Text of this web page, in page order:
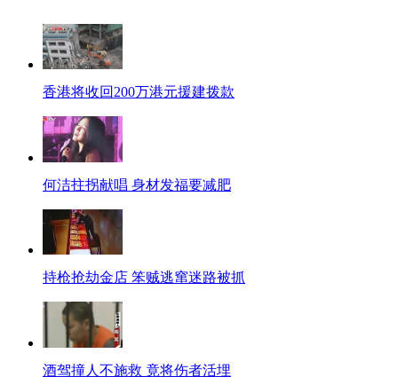
香港将收回200万港元援建拨款
何洁拄拐献唱 身材发福要减肥
持枪抢劫金店 笨贼逃窜迷路被抓
酒驾撞人不施救 竟将伤者活埋